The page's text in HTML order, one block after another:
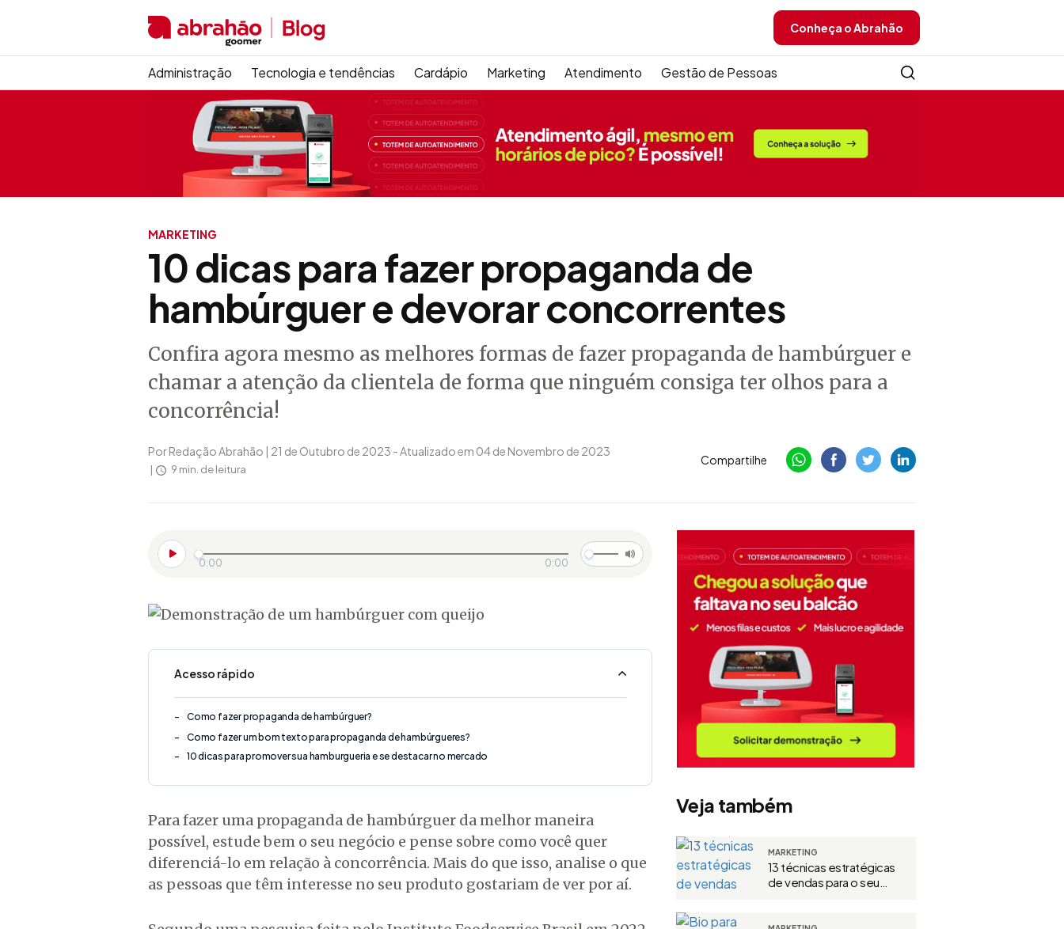
Administração Tecnologia e tendências Cardápio Marketing Atendimento Gestão de Pessoas
Conheça o Abrahão
MARKETING
10 dicas para fazer propaganda de
hambúrguer e devorar concorrentes
Confira agora mesmo as melhores formas de fazer propaganda de hambúrguer e
chamar a atenção da clientela de forma que ninguém consiga ter olhos para a
concorrência!
Por Redação Abrahão | 21 de Outubro de 2023 - Atualizado em 04 de Novembro de 2023
9 min. de leitura
Compartilhe
0:00 0:00
Acesso rápido
Como fazer propaganda de hambúrguer?
Como fazer um bom texto para propaganda de hambúrgueres?
10 dicas para promover sua hamburgueria e se destacar no mercado
Para fazer uma propaganda de hambúrguer da melhor maneira
possível, estude bem o seu negócio e pense sobre como você quer
diferenciá-lo em relação à concorrência. Mais do que isso, analise o que
as pessoas que têm interesse no seu produto gostariam de ver por aí.
Veja também
MARKETING
13 técnicas estratégicas
de vendas para o seu